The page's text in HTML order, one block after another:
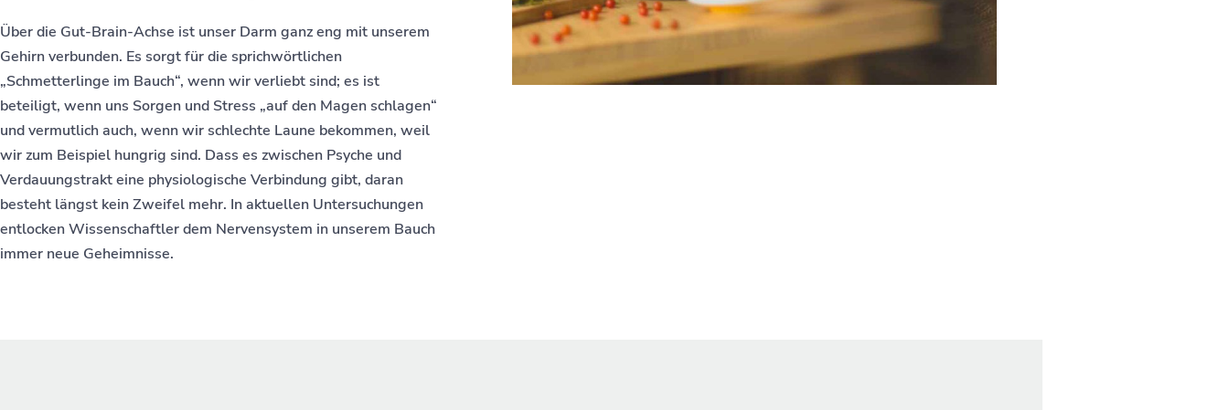
Über die Gut-Brain-Achse ist unser Darm ganz eng mit unserem
Gehirn verbunden. Es sorgt für die sprichwörtlichen
„Schmetterlinge im Bauch“, wenn wir verliebt sind; es ist
beteiligt, wenn uns Sorgen und Stress „auf den Magen schlagen“
und vermutlich auch, wenn wir schlechte Laune bekommen, weil
wir zum Beispiel hungrig sind. Dass es zwischen Psyche und
Verdauungstrakt eine physiologische Verbindung gibt, daran
besteht längst kein Zweifel mehr. In aktuellen Untersuchungen
entlocken Wissenschaftler dem Nervensystem in unserem Bauch
immer neue Geheimnisse.